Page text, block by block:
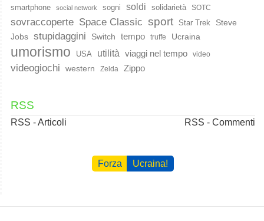
smartphone social network sogni soldi solidarietà SOTC
sovraccoperte Space Classic sport Star Trek
Steve
Jobs stupidaggini Switch tempo truffe Ucraina
umorismo USA utilità viaggi nel tempo video
videogiochi western Zelda Zippo
RSS
RSS - Articoli RSS - Commenti
Forza Ucraina!